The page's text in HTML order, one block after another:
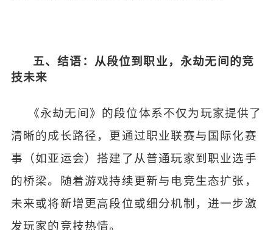
五、结语：从段位到职业，永劫无间的竞
技未来
《永劫无间》的段位体系不仅为玩家提供了
清晰的成长路径，更通过职业联赛与国际化赛
事（如亚运会）搭建了从普通玩家到职业选手
的桥梁。随着游戏持续更新与电竞生态扩张，
未来或将新增更高段位或细分机制，进一步激
发玩家的竞技热情。